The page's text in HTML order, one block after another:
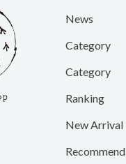
News
Category
Category
Ranking
New Arrival
Recommend